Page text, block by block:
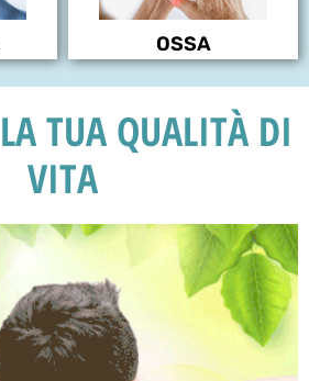
OSSA
TUA QUALITÀ DI
VITA